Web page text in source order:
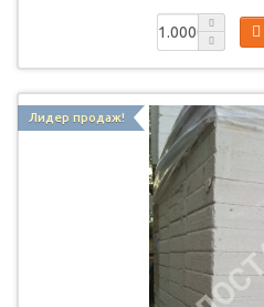
Лидер продаж!